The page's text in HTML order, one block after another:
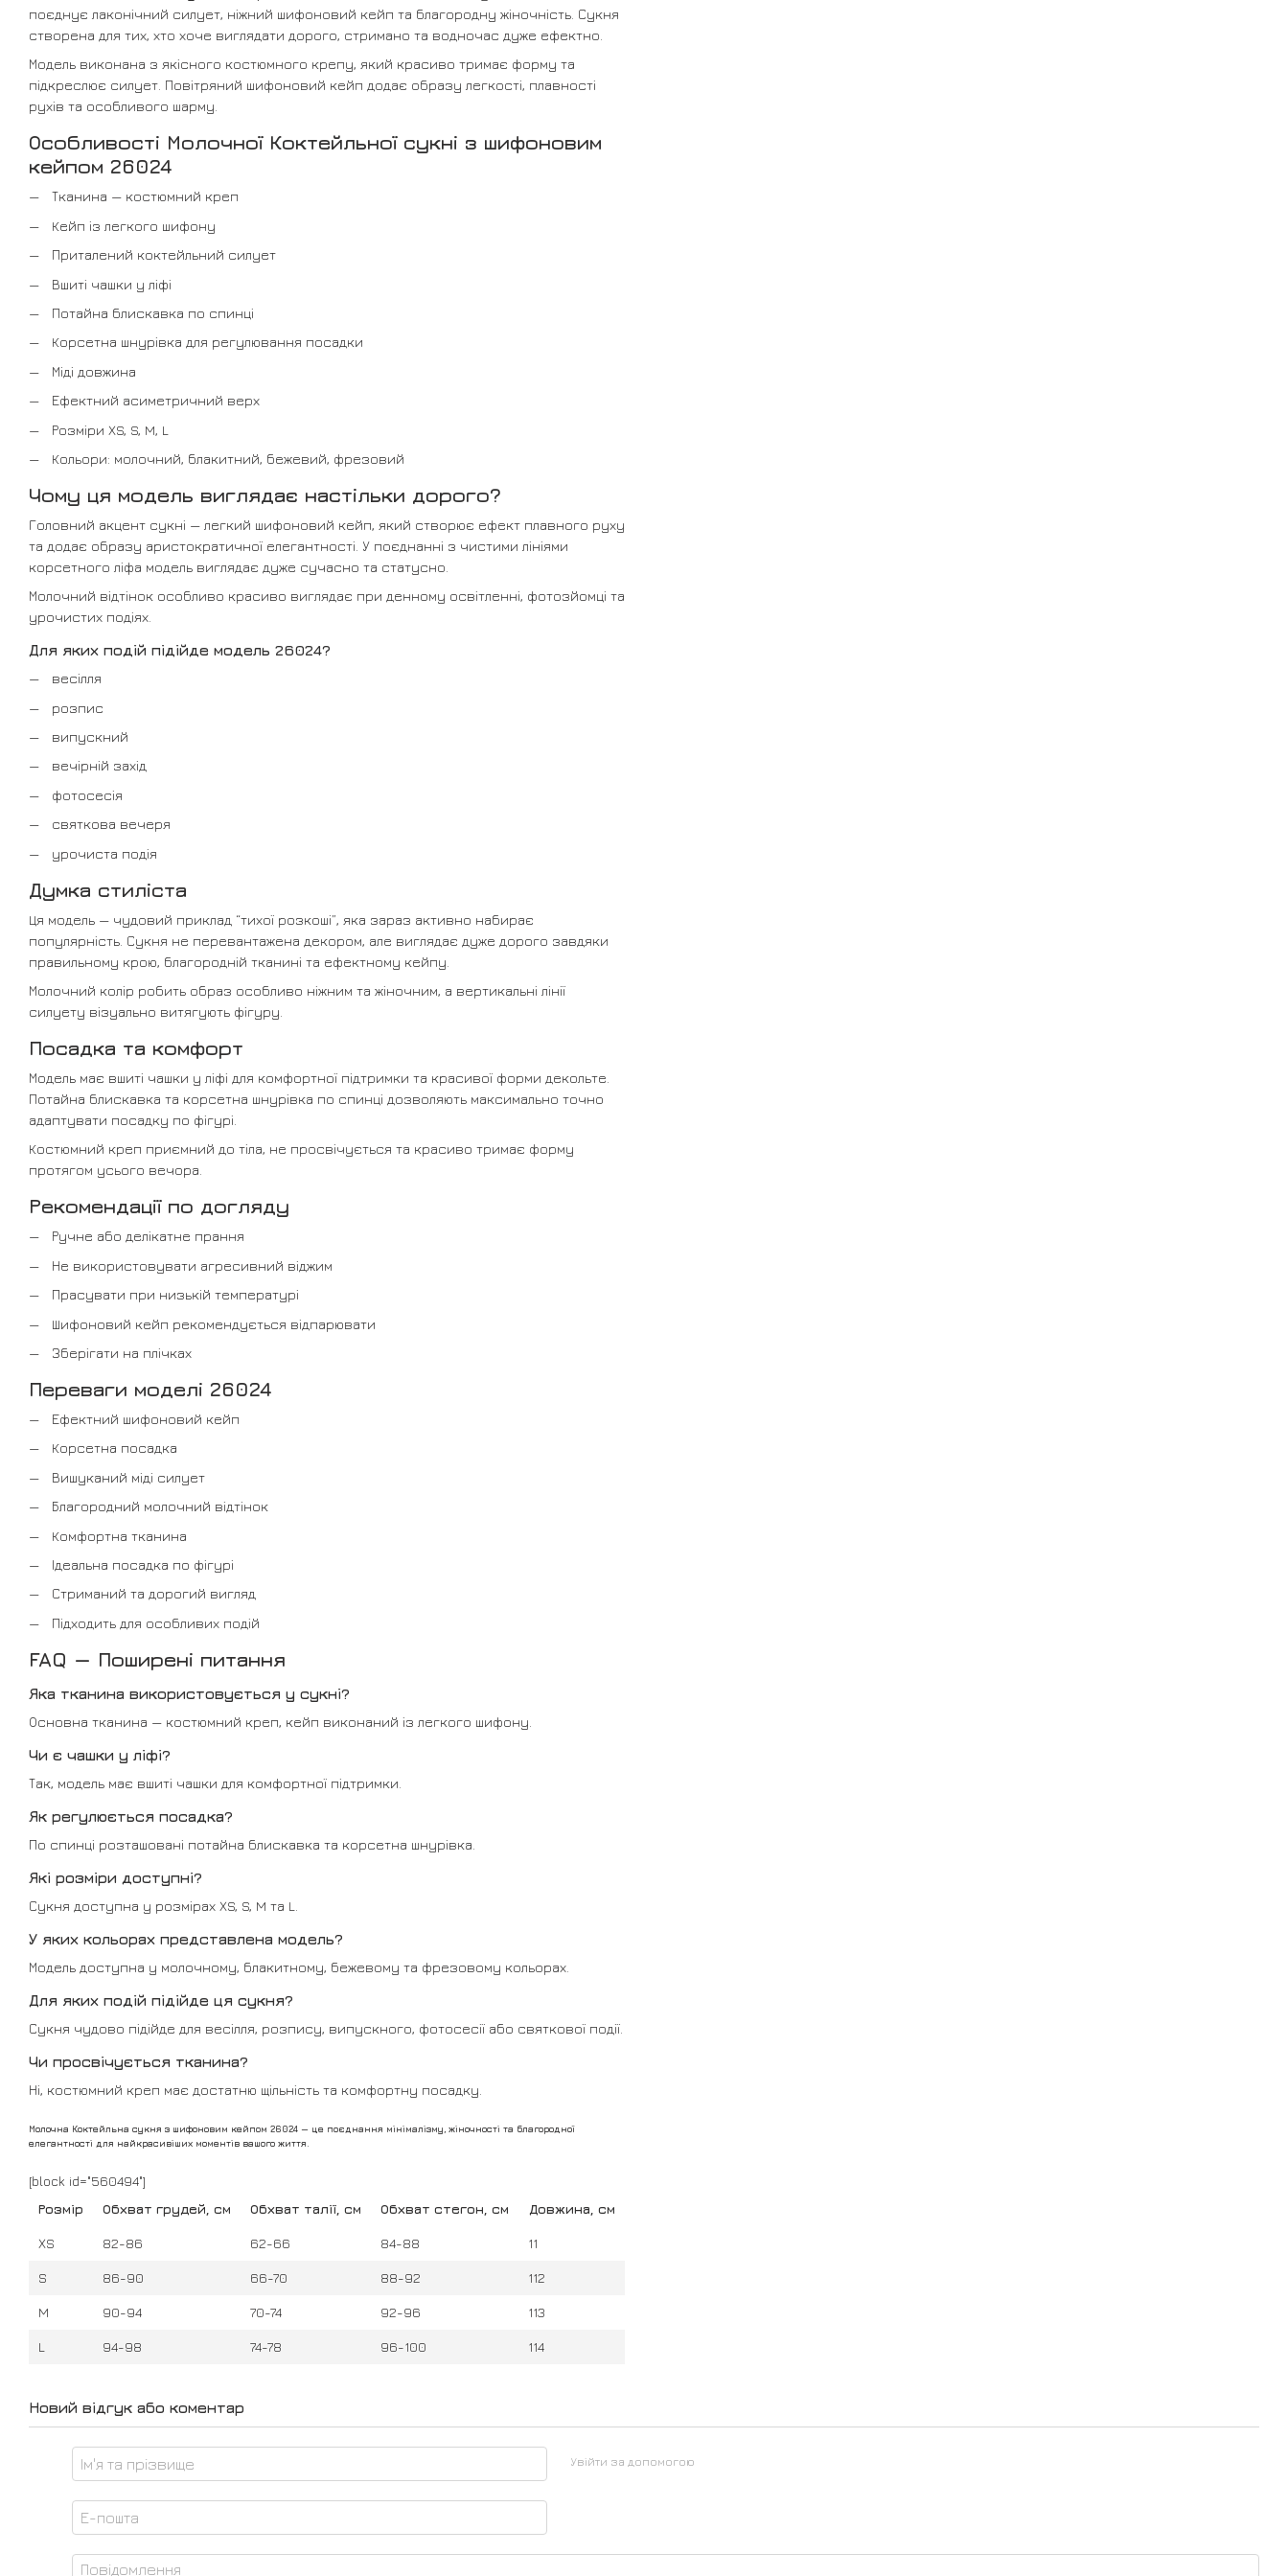
поєднує лаконічний силует, ніжний шифоновий кейп та благородну жіночність. Сукня
створена для тих, хто хоче виглядати дорого, стримано та водночас дуже ефектно.
Модель виконана з якісного костюмного крепу, який красиво тримає форму та
підкреслює силует. Повітряний шифоновий кейп додає образу легкості, плавності
рухів та особливого шарму.
Особливості Молочної Коктейльної сукні з шифоновим
кейпом 26024
Тканина — костюмний креп
Кейп із легкого шифону
Приталений коктейльний силует
Вшиті чашки у ліфі
Потайна блискавка по спинці
Корсетна шнурівка для регулювання посадки
Міді довжина
Ефектний асиметричний верх
Розміри XS, S, M, L
Кольори: молочний, блакитний, бежевий, фрезовий
Чому ця модель виглядає настільки дорого?
Головний акцент сукні — легкий шифоновий кейп, який створює ефект плавного руху
та додає образу аристократичної елегантності. У поєднанні з чистими лініями
корсетного ліфа модель виглядає дуже сучасно та статусно.
Молочний відтінок особливо красиво виглядає при денному освітленні, фотозйомці та
урочистих подіях.
Для яких подій підійде модель 26024?
весілля
розпис
випускний
вечірній захід
фотосесія
святкова вечеря
урочиста подія
Думка стиліста
Ця модель — чудовий приклад “тихої розкоші”, яка зараз активно набирає
популярність. Сукня не перевантажена декором, але виглядає дуже дорого завдяки
правильному крою, благородній тканині та ефектному кейпу.
Молочний колір робить образ особливо ніжним та жіночним, а вертикальні лінії
силуету візуально витягують фігуру.
Посадка та комфорт
Модель має вшиті чашки у ліфі для комфортної підтримки та красивої форми декольте.
Потайна блискавка та корсетна шнурівка по спинці дозволяють максимально точно
адаптувати посадку по фігурі.
Костюмний креп приємний до тіла, не просвічується та красиво тримає форму
протягом усього вечора.
Рекомендації по догляду
Ручне або делікатне прання
Не використовувати агресивний віджим
Прасувати при низькій температурі
Шифоновий кейп рекомендується відпарювати
Зберігати на плічках
Переваги моделі 26024
Ефектний шифоновий кейп
Корсетна посадка
Вишуканий міді силует
Благородний молочний відтінок
Комфортна тканина
Ідеальна посадка по фігурі
Стриманий та дорогий вигляд
Підходить для особливих подій
FAQ — Поширені питання
Яка тканина використовується у сукні?
Основна тканина — костюмний креп, кейп виконаний із легкого шифону.
Чи є чашки у ліфі?
Так, модель має вшиті чашки для комфортної підтримки.
Як регулюється посадка?
По спинці розташовані потайна блискавка та корсетна шнурівка.
Які розміри доступні?
Сукня доступна у розмірах XS, S, M та L.
У яких кольорах представлена модель?
Модель доступна у молочному, блакитному, бежевому та фрезовому кольорах.
Для яких подій підійде ця сукня?
Сукня чудово підійде для весілля, розпису, випускного, фотосесії або святкової події.
Чи просвічується тканина?
Ні, костюмний креп має достатню щільність та комфортну посадку.
Молочна Коктейльна сукня з шифоновим кейпом 26024 — це поєднання мінімалізму, жіночності та благородної
елегантності для найкрасивіших моментів вашого життя.
[block id="560494"]
Розмір
Обхват грудей, см Обхват талії, см Обхват стегон, см Довжина, см
XS 82-86 62-66 84-88 11
S 86-90 66-70 88-92 112
M 90-94 70-74 92-96 113
L 94-98 74-78 96-100 114
Новий відгук або коментар
Увійти за допомогою